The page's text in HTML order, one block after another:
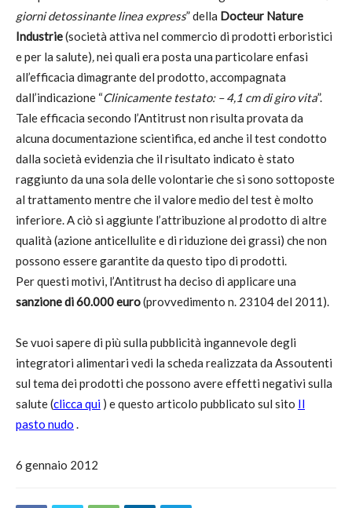
giorni detossinante linea express” della Docteur Nature
Industrie(società attiva nel commercio di prodotti erboristici
e per la salute),nei quali era posta una particolare enfasi
all’efficacia dimagrante del prodotto, accompagnata
dall’indicazione “Clinicamente testato: – 4,1 cm di giro vita”.
Tale efficacia secondo l’Antitrust non risulta provata da
alcuna documentazione scientifica, ed anche il test condotto
dalla società evidenzia che il risultato indicato è stato
raggiunto da una sola delle volontarie che si sono sottoposte
al trattamento mentre che il valore medio del test è molto
inferiore. A ciò si aggiunte l’attribuzione al prodotto di altre
qualità (azione anticellulite e di riduzione dei grassi) che non
possono essere garantite da questo tipo di prodotti.
Per questi motivi, l’Antitrust ha deciso di applicare una
sanzione di 60.000 euro(provvedimento n. 23104 del 2011).
Se vuoi sapere di più sulla pubblicità ingannevole degli
integratori alimentari vedi la scheda realizzata da Assoutenti
sul tema dei prodotti che possono avere effetti negativi sulla
salute (clicca qui ) e questo articolo pubblicato sul sito Il
pasto nudo .
6 gennaio 2012